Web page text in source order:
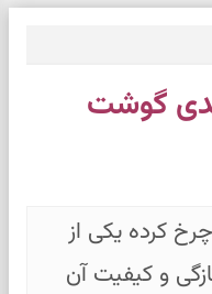
گوشت
کرده یکی از
و کیفیت آن